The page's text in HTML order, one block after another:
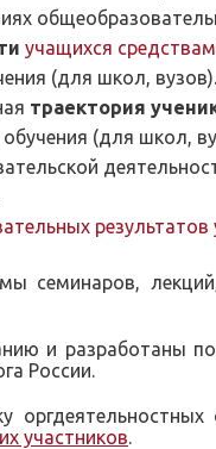
учащихся
(для школ, вузов).
траектория
обучения (для школ,
семинаров,
и разработаны
России.
участников.